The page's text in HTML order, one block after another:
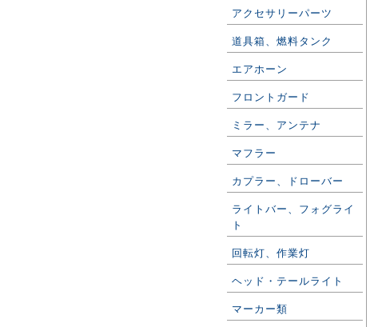
アクセサリーパーツ
道具箱、燃料タンク
エアホーン
フロントガード
ミラー、アンテナ
マフラー
カプラー、ドローバー
ライトバー、フォグライ
ト
回転灯、作業灯
ヘッド・テールライト
マーカー類